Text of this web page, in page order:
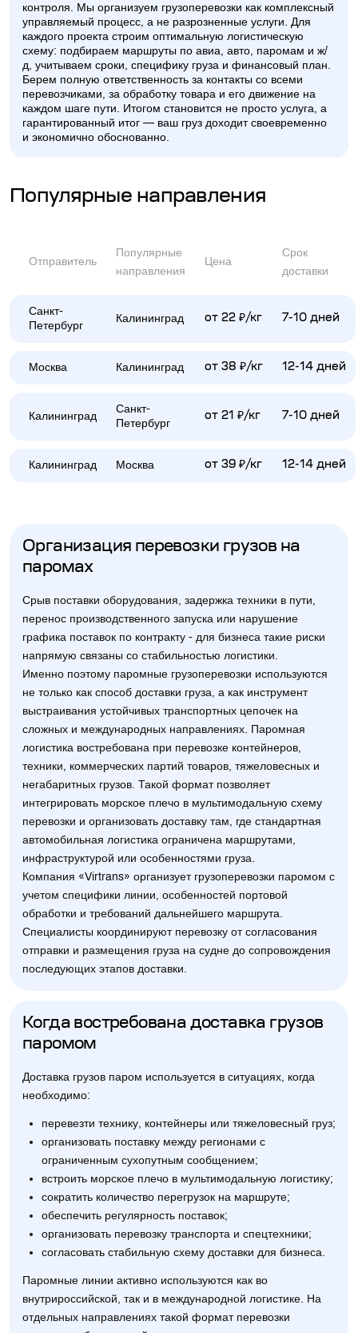
контроля. Мы организуем грузоперевозки как комплексный
управляемый процесс, а не разрозненные услуги. Для
каждого проекта строим оптимальную логистическую
схему: подбираем маршруты по авиа, авто, паромам и ж/
д, учитываем сроки, специфику груза и финансовый план.
Берем полную ответственность за контакты со всеми
перевозчиками, за обработку товара и его движение на
каждом шаге пути. Итогом становится не просто услуга, а
гарантированный итог — ваш груз доходит своевременно
и экономично обоснованно.
Популярные направления
Отправитель
Популярные
направления
Цена
Срок
доставки
Санкт-
Петербург
Калининград от 22 ₽/кг 7-10 дней
Москва Калининград от 38 ₽/кг 12-14 дней
Калининград
Санкт-
Петербург
от 21 ₽/кг 7-10 дней
Калининград Москва от 39 ₽/кг 12-14 дней
Организация перевозки грузов на
паромах
Срыв поставки оборудования, задержка техники в пути,
перенос производственного запуска или нарушение
графика поставок по контракту - для бизнеса такие риски
напрямую связаны со стабильностью логистики.
Именно поэтому паромные грузоперевозки используются
не только как способ доставки груза, а как инструмент
выстраивания устойчивых транспортных цепочек на
сложных и международных направлениях. Паромная
логистика востребована при перевозке контейнеров,
техники, коммерческих партий товаров, тяжеловесных и
негабаритных грузов. Такой формат позволяет
интегрировать морское плечо в мультимодальную схему
перевозки и организовать доставку там, где стандартная
автомобильная логистика ограничена маршрутами,
инфраструктурой или особенностями груза.
Компания «Virtrans» организует грузоперевозки паромом с
учетом специфики линии, особенностей портовой
обработки и требований дальнейшего маршрута.
Специалисты координируют перевозку от согласования
отправки и размещения груза на судне до сопровождения
последующих этапов доставки.
Когда востребована доставка грузов
паромом
Доставка грузов паром используется в ситуациях, когда
необходимо:
перевезти технику, контейнеры или тяжеловесный груз;
организовать поставку между регионами с
ограниченным сухопутным сообщением;
встроить морское плечо в мультимодальную логистику;
сократить количество перегрузок на маршруте;
обеспечить регулярность поставок;
организовать перевозку транспорта и спецтехники;
согласовать стабильную схему доставки для бизнеса.
Паромные линии активно используются как во
внутрироссийской, так и в международной логистике. На
отдельных направлениях такой формат перевозки